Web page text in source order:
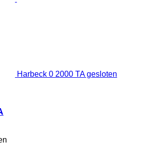
Harbeck 0 2000 TA gesloten